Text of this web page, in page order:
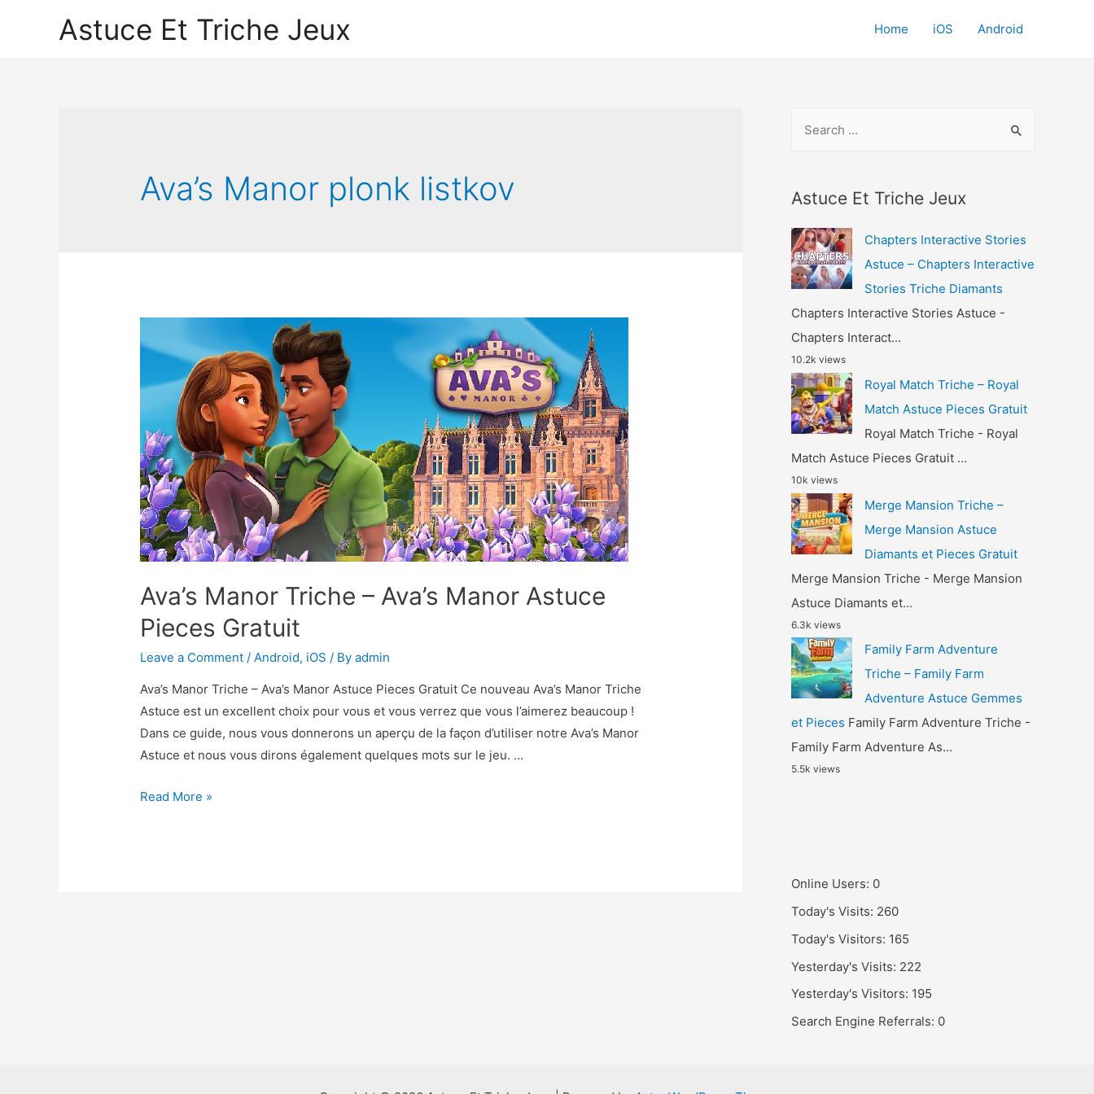
Astuce Et Triche Jeux Home iOS Android
Ava’s Manor plonk listkov
Ava’s Manor Triche – Ava’s Manor Astuce
Pieces Gratuit
Leave a Comment / Android, iOS / Byadmin
Ava’s Manor Triche – Ava’s Manor Astuce Pieces Gratuit Ce nouveau Ava’s Manor Triche
Astuce est un excellent choix pour vous et vous verrez que vous l’aimerez beaucoup !
Dans ce guide, nous vous donnerons un aperçu de la façon d’utiliser notre Ava’s Manor
Astuce et nous vous dirons également quelques mots sur le jeu. …
Ava’s
Read More »
r
h
f
o
r
:
Astuce Et Triche Jeux
Chapters Interactive Stories
Astuce – Chapters Interactive
Stories Triche Diamants
Chapters Interactive Stories Astuce -
Chapters Interact...
10.2k views
Royal Match Triche – Royal
Match Astuce Pieces Gratuit
Royal Match Triche - Royal
Match Astuce Pieces Gratuit ...
10k views
Merge Mansion Triche –
Merge Mansion Astuce
Diamants et Pieces Gratuit
Merge Mansion Triche - Merge Mansion
Astuce Diamants et...
6.3k views
Family Farm Adventure
Triche – Family Farm
Adventure Astuce Gemmes
et Pieces Family Farm Adventure Triche -
Family Farm Adventure As...
5.5k views
Online Users: 0
Today's Visits: 260
Today's Visitors: 165
Yesterday's Visits: 222
Yesterday's Visitors: 195
Search Engine Referrals: 0